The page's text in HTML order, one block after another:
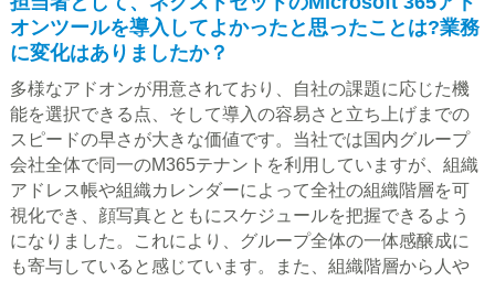
オンツールを導入してよかったと思ったことは?業務
に変化はありましたか？
多様なアドオンが用意されており、自社の課題に応じた機
能を選択できる点、そして導入の容易さと立ち上げまでの
スピードの早さが大きな価値です。当社では国内グループ
会社全体で同一のM365テナントを利用していますが、組織
アドレス帳や組織カレンダーによって全社の組織階層を可
視化でき、顔写真とともにスケジュールを把握できるよう
になりました。これにより、グループ全体の一体感醸成に
も寄与していると感じています。また、組織階層から人や